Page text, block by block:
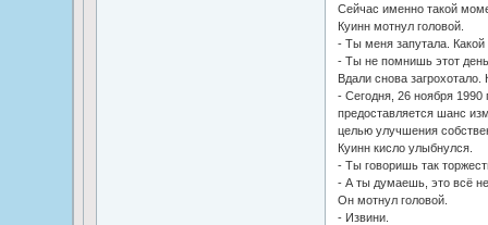
Сейчас именно такой
Куинн мотнул головой.
- Ты меня запутала.
- Ты не помнишь этот
Вдали снова загрохотало.
- Сегодня, 26 ноября
предоставляется шанс
целью улучшения
Куинн кисло улыбнулся.
- Ты говоришь так
- А ты думаешь, это всё
Он мотнул головой.
- Извини.